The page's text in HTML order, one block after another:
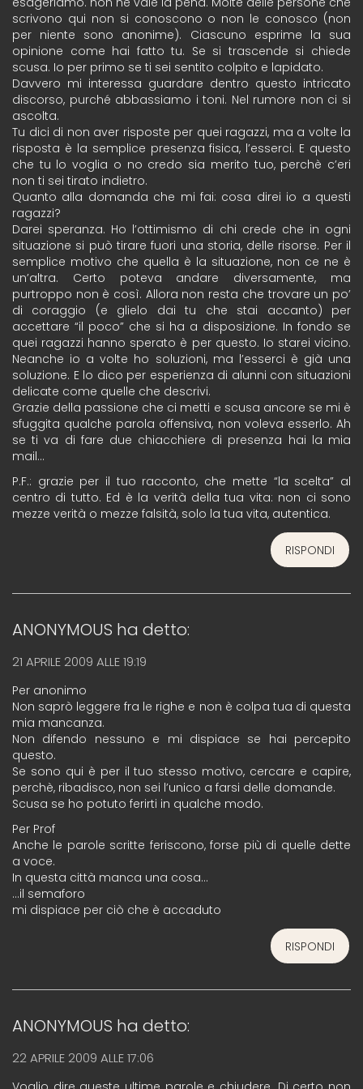
scrivono qui non si conoscono o non le conosco (non
per niente sono anonime). Ciascuno esprime la sua
opinione come hai fatto tu. Se si trascende si chiede
scusa. Io per primo se ti sei sentito colpito e lapidato.
Davvero mi interessa guardare dentro questo intricato
discorso, purché abbassiamo i toni. Nel rumore non ci si
ascolta.
Tu dici di non aver risposte per quei ragazzi, ma a volte la
risposta è la semplice presenza fisica, l’esserci. E questo
che tu lo voglia o no credo sia merito tuo, perchè c’eri
non ti sei tirato indietro.
Quanto alla domanda che mi fai: cosa direi io a questi
ragazzi?
Darei speranza. Ho l’ottimismo di chi crede che in ogni
situazione si può tirare fuori una storia, delle risorse. Per il
semplice motivo che quella è la situazione, non ce ne è
un’altra. Certo poteva andare diversamente, ma
purtroppo non è così. Allora non resta che trovare un po’
di coraggio (e glielo dai tu che stai accanto) per
accettare “il poco” che si ha a disposizione. In fondo se
quei ragazzi hanno sperato è per questo. Io starei vicino.
Neanche io a volte ho soluzioni, ma l’esserci è già una
soluzione. E lo dico per esperienza di alunni con situazioni
delicate come quelle che descrivi.
Grazie della passione che ci metti e scusa ancore se mi è
sfuggita qualche parola offensiva, non voleva esserlo. Ah
se ti va di fare due chiacchiere di presenza hai la mia
mail…
P.F.: grazie per il tuo racconto, che mette “la scelta” al
centro di tutto. Ed è la verità della tua vita: non ci sono
mezze verità o mezze falsità, solo la tua vita, autentica.
RISPONDI
ANONYMOUS ha detto:
21 APRILE 2009 ALLE 19:19
Per anonimo
Non saprò leggere fra le righe e non è colpa tua di questa
mia mancanza.
Non difendo nessuno e mi dispiace se hai percepito
questo.
Se sono qui è per il tuo stesso motivo, cercare e capire,
perchè, ribadisco, non sei l’unico a farsi delle domande.
Scusa se ho potuto ferirti in qualche modo.
Per Prof
Anche le parole scritte feriscono, forse più di quelle dette
a voce.
In questa città manca una cosa…
…il semaforo
mi dispiace per ciò che è accaduto
RISPONDI
ANONYMOUS ha detto:
22 APRILE 2009 ALLE 17:06